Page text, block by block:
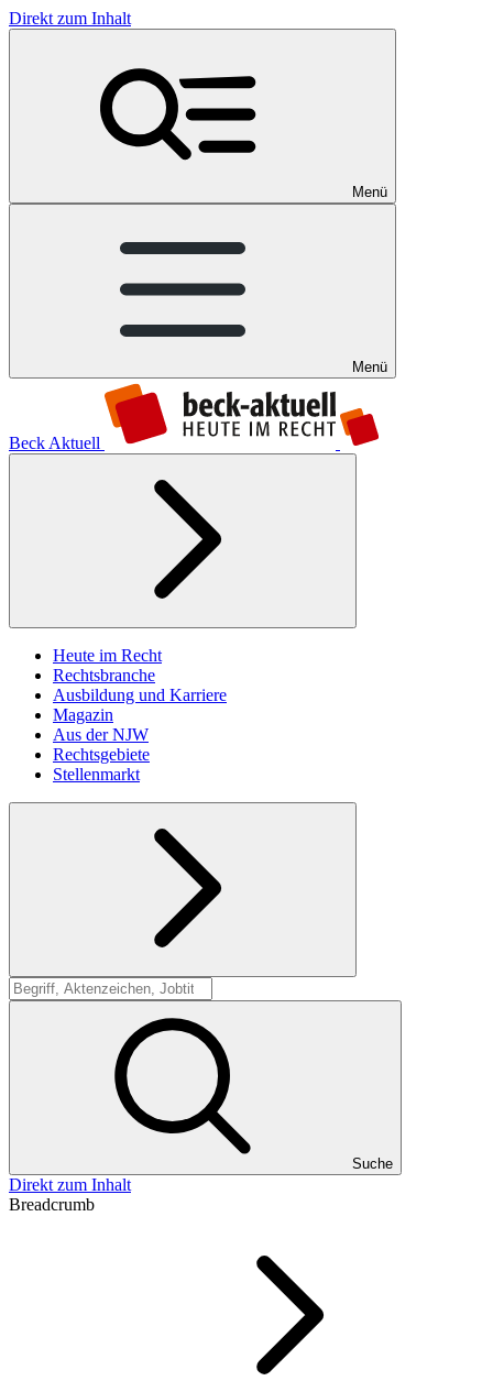
Direkt zum Inhalt
Menü
Menü
Beck Aktuell
Heute im Recht
Rechtsbranche
Ausbildung und Karriere
Magazin
Aus der NJW
Rechtsgebiete
Stellenmarkt
Suche
Suche
Direkt zum Inhalt
Breadcrumb